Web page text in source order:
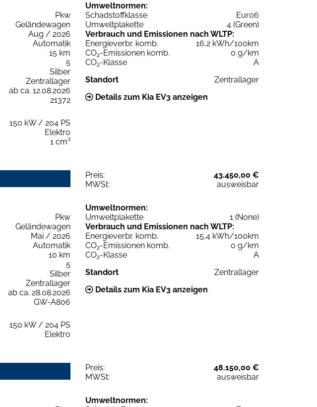
Pkw
Geländewagen
Aug / 2026
Automatik
15 km
5
Silber
Zentrallager
ab ca. 12.08.2026
21372
150 kW / 204 PS
Elektro
1 cm³
Umweltnormen:
Schadstoffklasse
Euro6
Umweltplakette
4 (Green)
Verbrauch und Emissionen nach WLTP:
Energieverbr. komb.
16,2 kWh/100km
CO2-Emissionen komb.
0 g/km
CO2-Klasse
A
Standort
Zentrallager
Details zum Kia EV3 anzeigen
Preis:
43.450,00 €
MWSt:
ausweisbar
Pkw
Geländewagen
Mai / 2026
Automatik
10 km
5
Silber
Zentrallager
ab ca. 28.08.2026
GW-A806
150 kW / 204 PS
Elektro
Umweltnormen:
Umweltplakette
1 (None)
Verbrauch und Emissionen nach WLTP:
Energieverbr. komb.
15,4 kWh/100km
CO2-Emissionen komb.
0 g/km
CO2-Klasse
A
Standort
Zentrallager
Details zum Kia EV3 anzeigen
Preis:
48.150,00 €
MWSt:
ausweisbar
Umweltnormen: